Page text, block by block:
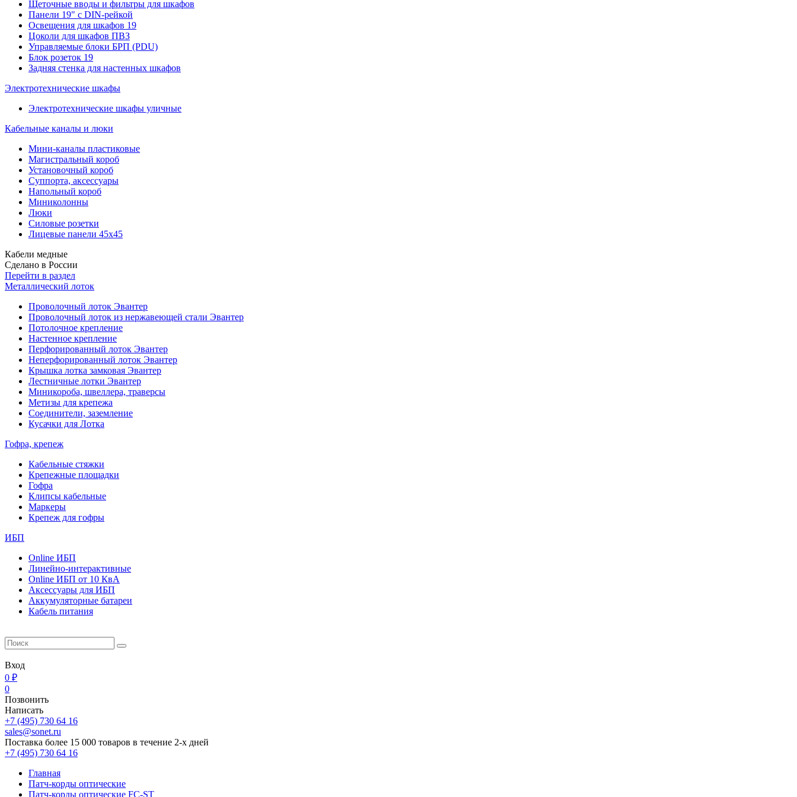
Щеточные вводы и фильтры для шкафов
Панели 19" с DIN-рейкой
Освещения для шкафов 19
Цоколи для шкафов ПВЗ
Управляемые блоки БРП (PDU)
Блок розеток 19
Задняя стенка для настенных шкафов
Электротехнические шкафы
Электротехнические шкафы уличные
Кабельные каналы и люки
Мини-каналы пластиковые
Магистральный короб
Установочный короб
Суппорта, аксессуары
Напольный короб
Миниколонны
Люки
Силовые розетки
Лицевые панели 45х45
Кабели медные
Сделано в России
Перейти в раздел
Металлический лоток
Проволочный лоток Эвантер
Проволочный лоток из нержавеющей стали Эвантер
Потолочное крепление
Настенное крепление
Перфорированный лоток Эвантер
Неперфорированный лоток Эвантер
Крышка лотка замковая Эвантер
Лестничные лотки Эвантер
Миникороба, швеллера, траверсы
Метизы для крепежа
Соединители, заземление
Кусачки для Лотка
Гофра, крепеж
Кабельные стяжки
Крепежные площадки
Гофра
Клипсы кабельные
Маркеры
Крепеж для гофры
ИБП
Online ИБП
Линейно-интерактивные
Online ИБП от 10 КвА
Aксессуары для ИБП
Аккумуляторные батареи
Кабель питания
Вход
0 ₽
0
Позвонить
Написать
+7 (495) 730 64 16
sales@sonet.ru
Поставка более 15 000 товаров в течение 2-х дней
+7 (495) 730 64 16
Главная
Патч-корды оптические
Патч-корды оптические FC-ST